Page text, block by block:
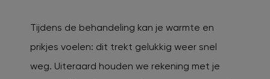
Tijdens de behandeling kan je warmte en
prikjes voelen: dit trekt gelukkig weer snel
weg. Uiteraard houden we rekening met je